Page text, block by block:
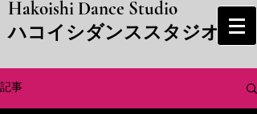
Hakoishi Dance Studio
​ハコイシダンススタジオ
記事